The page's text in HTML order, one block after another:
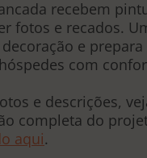
recebem
fotos e recados.
e prepara
com
e descrições,
completa do
aqui.